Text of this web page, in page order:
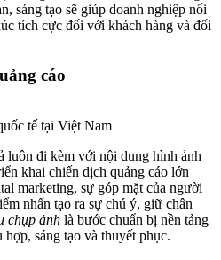
sáng tạo sẽ giúp doanh nghiệp nổi
tích cực đối với khách hàng và đối
cáo
tế tại Việt Nam
luôn đi kèm với nội dung hình ảnh
khai chiến dịch quảng cáo lớn
marketing, sự góp mặt của người
nhấn tạo ra sự chú ý, giữ chân
chụp ảnh là bước chuẩn bị nền tảng
sáng tạo và thuyết phục.